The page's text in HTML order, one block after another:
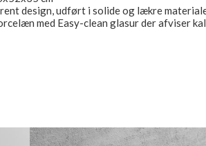
design, udført i solide og lækre
med Easy-clean glasur der afviser
nyfortolkning af det klassiske væghængte